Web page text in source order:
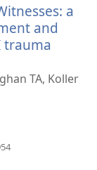
a
and
trauma
TA, Koller